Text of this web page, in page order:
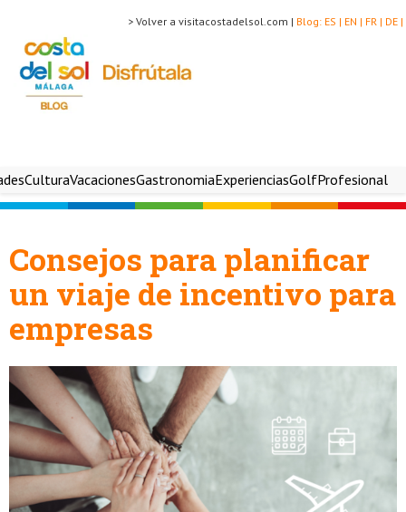
DE |
FR |
EN |
ES |
Blog:
> Volver a visitacostadelsol.com |
CulturaVacacionesGastronomiaExperienciasGolfProfesional
Consejos para planificar
un viaje de incentivo para
empresas